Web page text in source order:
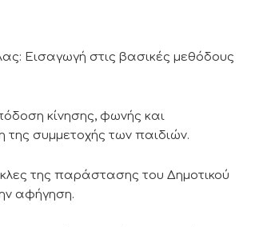
Εισαγωγή στις βασικές μεθόδους
κίνησης, φωνής και
συμμετοχής των παιδιών.
της παράστασης του Δημοτικού
αφήγηση.